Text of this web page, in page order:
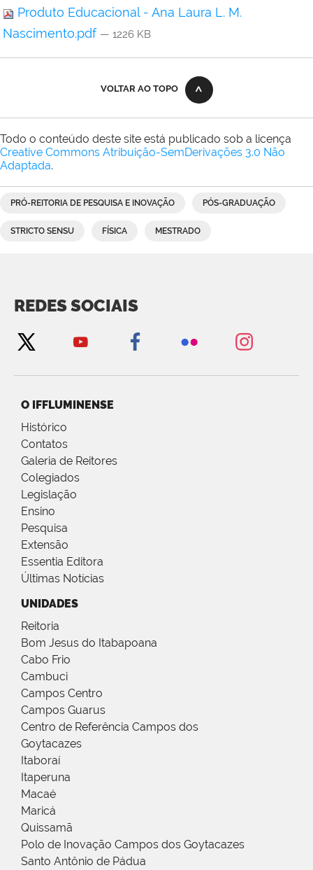
Produto Educacional - Ana Laura L. M.
Nascimento.pdf — 1226 KB
VOLTAR AO TOPO
Todo o conteúdo deste site está publicado sob a licença
Creative Commons Atribuição-SemDerivações 3.0 Não
Adaptada.
PRÓ-REITORIA DE PESQUISA E INOVAÇÃO PÓS-GRADUAÇÃO
STRICTO SENSU FÍSICA MESTRADO
REDES SOCIAIS
O IFFLUMINENSE
Histórico
Contatos
Galeria de Reitores
Colegiados
Legislação
Ensino
Pesquisa
Extensão
Essentia Editora
Últimas Notícias
UNIDADES
Reitoria
Bom Jesus do Itabapoana
Cabo Frio
Cambuci
Campos Centro
Campos Guarus
Centro de Referência Campos dos
Goytacazes
Itaboraí
Itaperuna
Macaé
Maricá
Quissamã
Polo de Inovação Campos dos Goytacazes
Santo Antônio de Pádua